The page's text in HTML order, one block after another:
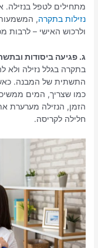
מתחילים לטפל בנזילה.
נזילות בתקרה, המשמעות
ולרכוש האישי – לרבות
ג. פגיעה ביסודות
בתקרה בגלל נזילה ולא
התשתית של המבנה.
כמו שצריך, המים
הזמן, הנזילה מערערת
חלילה לקריסה.